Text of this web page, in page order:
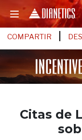
COMPARTIR
Citas de